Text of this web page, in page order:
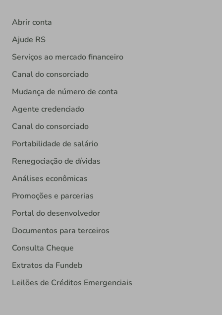
Abrir conta
Ajude RS
Serviços ao mercado financeiro
Canal do consorciado
Mudança de número de conta
Agente credenciado
Canal do consorciado
Portabilidade de salário
Renegociação de dívidas
Análises econômicas
Promoções e parcerias
Portal do desenvolvedor
Documentos para terceiros
Consulta Cheque
Extratos da Fundeb
Leilões de Créditos Emergenciais